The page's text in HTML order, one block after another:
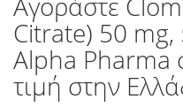
Citrate) 50
Alpha Pharma
τιμή στην